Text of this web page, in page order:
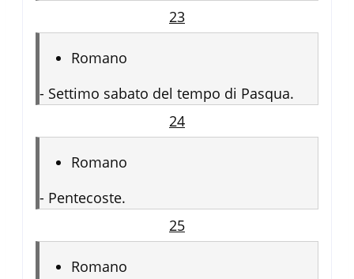
23
Romano
- Settimo sabato del tempo di Pasqua.
24
Romano
- Pentecoste.
25
Romano